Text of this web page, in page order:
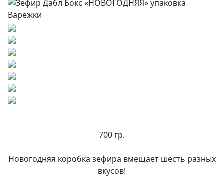
700 гр.
Новогодняя коробка зефира вмещает шесть разных
вкусов!